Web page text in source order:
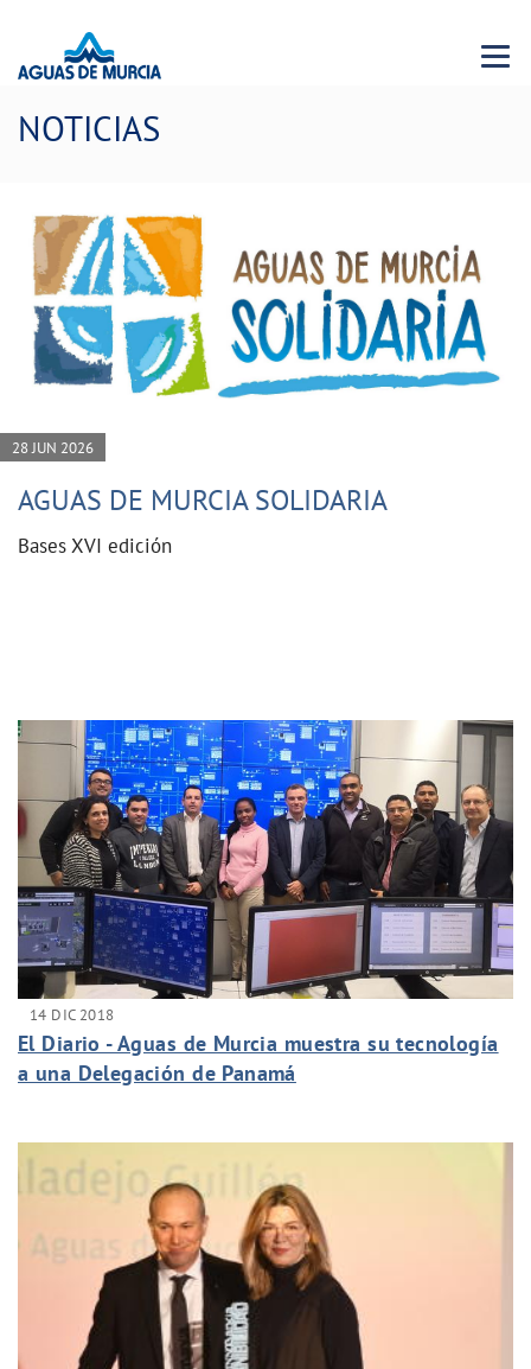
Menu
NOTICIAS
28 JUN 2026
AGUAS DE MURCIA SOLIDARIA
Bases XVI edición
14 DIC 2018
El Diario - Aguas de Murcia muestra su tecnología
a una Delegación de Panamá